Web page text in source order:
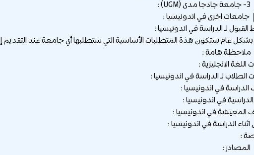
جامعات اخرى في اندونيسيا :
لـ الدراسة في اندونيسيا :
بشكل عام ستكون هذة المتطلبات الأساسية التي ستطلبها أي جامعة عند التقديم
ملاحظة هامة :
اللغة الانجليزية :
الطلاب لـ الدراسة في اندونيسيا :
الدراسة في اندونيسيا :
في اندونيسيا :
المعيشة في اندونيسيا :
الدراسة في اندونيسيا :
:
المصادر :